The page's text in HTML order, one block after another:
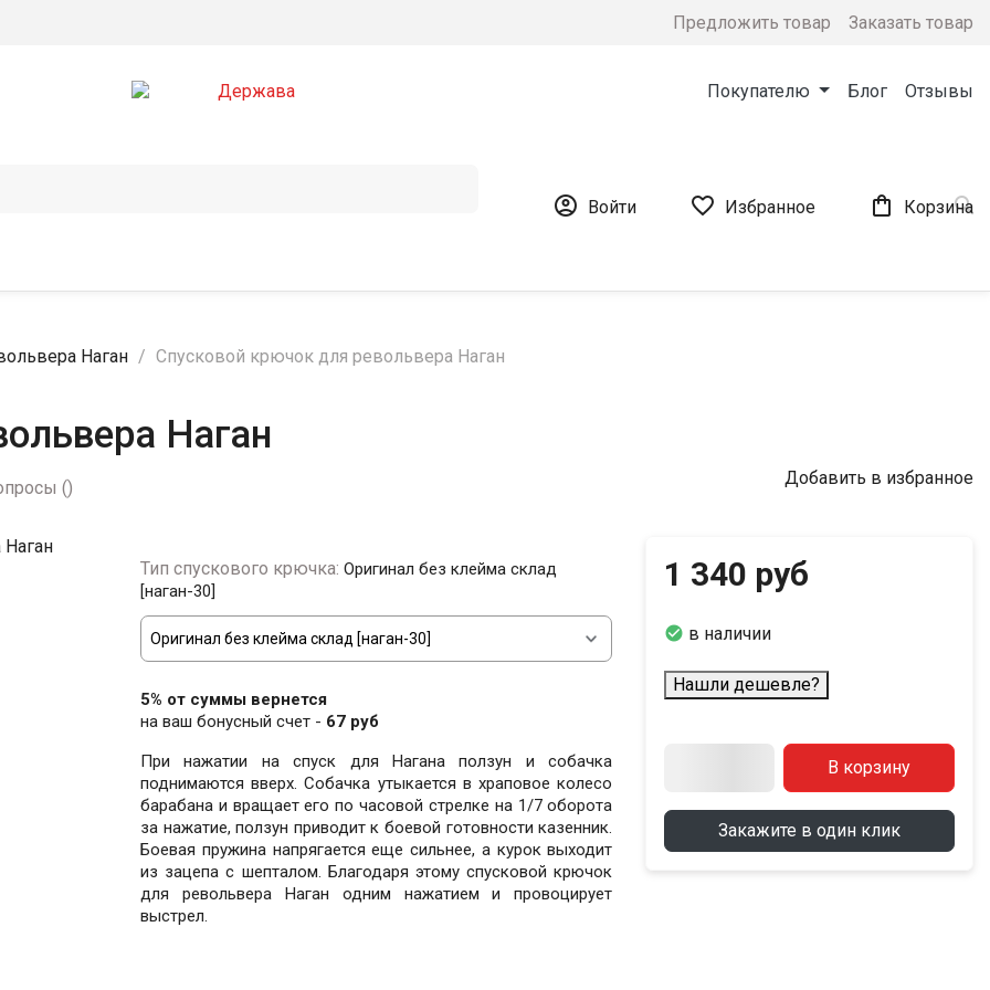
Предложить товар Заказать товар
Покупателю Блог Отзывы

 Войти  Избранное  Корзина
Наган Спусковой крючок для револьвера Наган
Наган
() Добавить в избранное
Тип спускового крючка: Оригинал без клейма склад
[наган-30]
5% от суммы вернется
на ваш бонусный счет - 67 руб
При нажатии на спуск для Нагана ползун и собачка
поднимаются вверх. Собачка утыкается в храповое колесо
барабана и вращает его по часовой стрелке на 1/7 оборота
за нажатие, ползун приводит к боевой готовности казенник.
Боевая пружина напрягается еще сильнее, а курок выходит
из зацепа с шепталом. Благодаря этому спусковой крючок
для револьвера Наган одним нажатием и провоцирует
выстрел.
1 340 руб
 в наличии
Нашли дешевле?
В корзину
Закажите в один клик